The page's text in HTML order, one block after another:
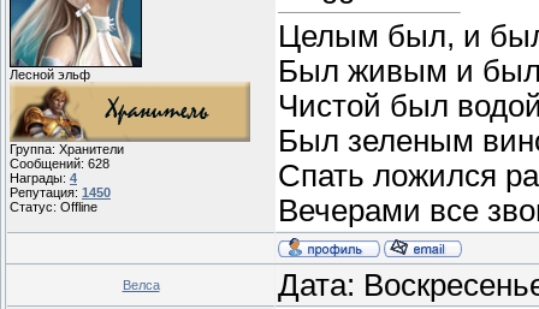
Лесной эльф
Группа: Хранители
Сообщений: 628
Награды: 4
Репутация: 1450
Статус: Offline
Целым был, и
Был живым и
Чистой был
Был зеленым
Спать ложился
Вечерами все
Велса Дата: